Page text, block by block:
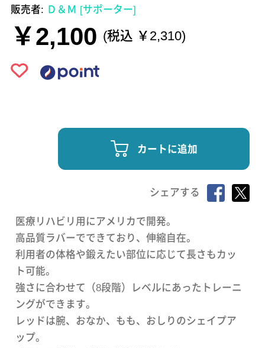
販売者: Ｄ＆Ｍ [サポーター]
￥2,100 (税込 ￥2,310)
カートに追加
シェアする
医療リハビリ用にアメリカで開発。
高品質ラバーでできており、伸縮自在。
利用者の体格や鍛えたい部位に応じて長さもカッ
ト可能。
強さに合わせて（8段階）レベルにあったトレーニ
ングができます。
レッドは腕、おなか、もも、おしりのシェイプア
ップ。